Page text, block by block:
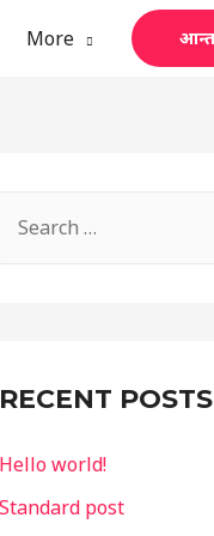
More
h
o
r
RECENT POSTS
Hello world!
Standard post